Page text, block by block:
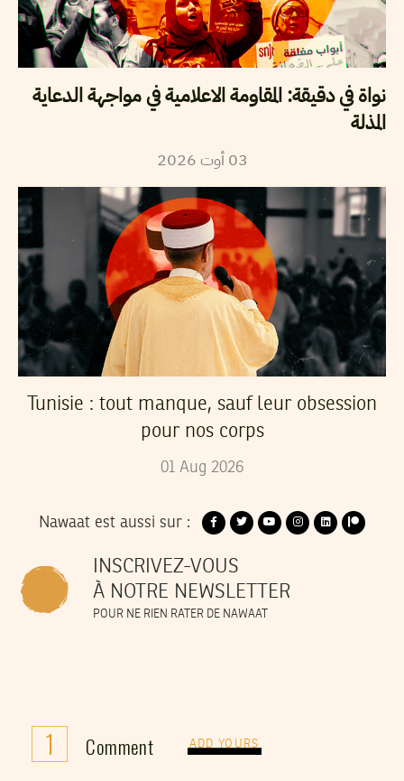
نواة في دقيقة: المقاومة الاعلامية في مواجهة الدعاية
المذلة
03 أوت2026
Tunisie : tout manque, sauf leur obsession
pour nos corps
01 Aug 2026
Nawaat est aussi sur :
INSCRIVEZ-VOUS
À NOTRE NEWSLETTER
POUR NE RIEN RATER DE NAWAAT
1 Comment ADD YOURS